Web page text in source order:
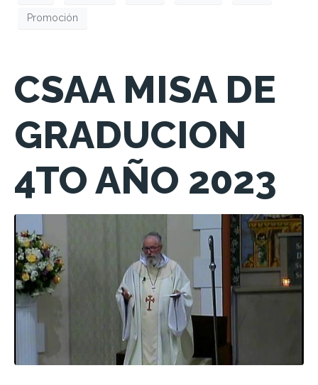
Promoción
CSAA MISA DE
GRADUCION
4TO AÑO 2023